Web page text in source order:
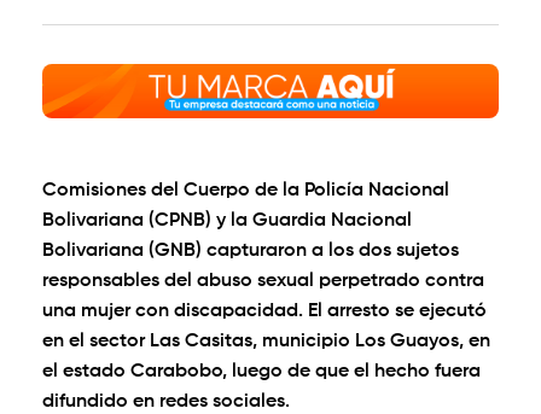
Comisiones del Cuerpo de la Policía Nacional
Bolivariana (CPNB) y la Guardia Nacional
Bolivariana (GNB) capturaron a los dos sujetos
responsables del abuso sexual perpetrado contra
una mujer con discapacidad. El arresto se ejecutó
en el sector Las Casitas, municipio Los Guayos, en
el estado Carabobo, luego de que el hecho fuera
difundido en redes sociales.